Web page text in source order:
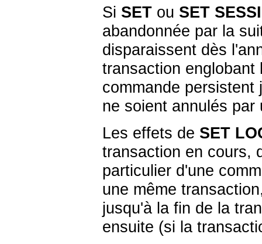
Si SET ou SET
abandonnée par la
disparaissent dès
transaction
commande
ne soient annulés
Les effets de SET
transaction en cours,
particulier d'une
une même
jusqu'à la fin de la
ensuite (si la